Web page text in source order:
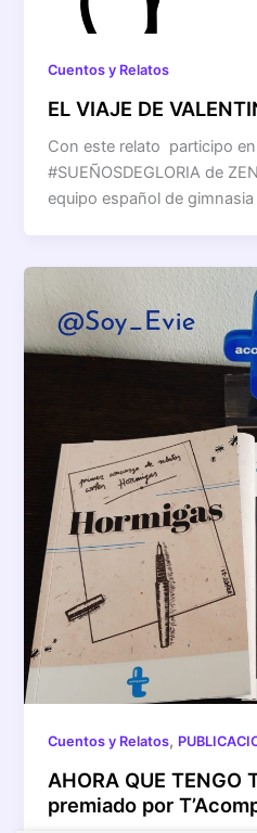
Cuentos y Relatos
EL VIAJE DE
Con este relato participo
#SUEÑOSDEGLORIA de
equipo español de
Cuentos y Relatos,
AHORA QUE TENGO
premiado por